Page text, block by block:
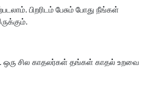
பிறரிடம் பேசும் போது நீங்கள்
சில காதலர்கள் தங்கள் காதல் உறவை